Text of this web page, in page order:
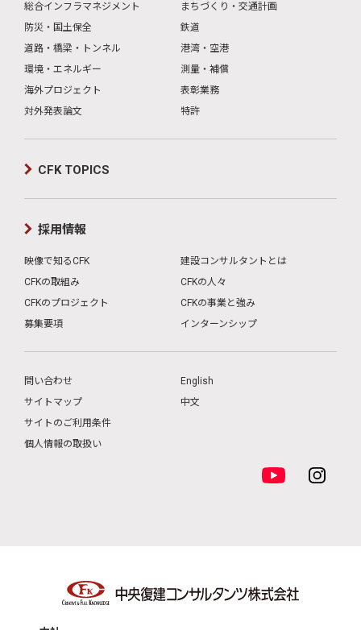
総合インフラマネジメント
まちづくり・交通計画
防災・国土保全
鉄道
道路・橋梁・トンネル
港湾・空港
環境・エネルギー
測量・補償
海外プロジェクト
表彰業務
対外発表論文
特許
CFK TOPICS
採用情報
映像で知るCFK
建設コンサルタントとは
CFKの取組み
CFKの人々
CFKのプロジェクト
CFKの事業と強み
募集要項
インターンシップ
問い合わせ
サイトマップ
サイトのご利用条件
個人情報の取扱い
English
中文